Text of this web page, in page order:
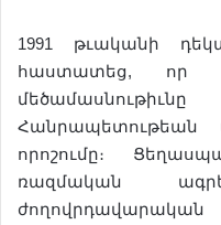
1991 թւականի
հաստատեց, որ
Հանրապետութեան
որոշումը։
ռազմական
ժողովրդավարական